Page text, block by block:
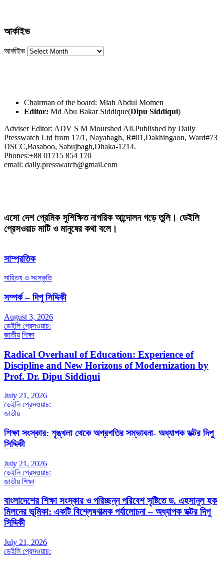
আর্কাইভ
আর্কাইভ
Chairman of the board: Miah Abdul Momen
Editor: Md Abu Bakar Siddique(Dipu Siddiqui)
Adviser Editor: ADV S M Mourshed Ali.Published by Daily
Presswatch Ltd from 17/1, Nayabagh, R#01,Dakhingaon, Ward#73
DSCC,Basaboo, Sabujbagh,Dhaka-1214.
Phones:+88 01715 854 170
email: daily.presswatch@gmail.com
এসো দেশ প্রেমিক সুশিক্ষিত নাগরিক আন্দোলন গড়ে তুলি। ডেইলি
প্রেসওয়াচ মাটি ও মানুষের কথা বলে।
সাম্প্রতিক
সাহিত্য ও সংস্কৃতি
সম্পর্ক – দিপু সিদ্দিকী
August 3, 2026
ডেইলি প্রেসওয়াচ:
জাতীয় শিক্ষা
Radical Overhaul of Education: Experience of
Discipline and New Horizons of Modernization by
Prof. Dr. Dipu Siddiqui
July 21, 2026
ডেইলি প্রেসওয়াচ:
জাতীয়
শিক্ষা সংস্কার: শৃঙ্খলা থেকে অগ্রগতির সম্ভাবনা- অধ্যাপক ডক্টর দিপু
সিদ্দিকী
July 21, 2026
ডেইলি প্রেসওয়াচ:
জাতীয় শিক্ষা
বাংলাদেশের শিক্ষা সংস্কার ও পরিচ্ছন্ন পরিবেশ সৃষ্টিতে ড. এহসানুল হক
মিলনের ভূমিকা: একটি বিশ্লেষণাত্মক পর্যালোচনা – অধ্যাপক ডক্টর দিপু
সিদ্দিকী
July 21, 2026
ডেইলি প্রেসওয়াচ: